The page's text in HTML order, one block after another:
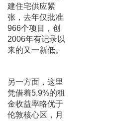
建住宅供应紧
张，去年仅批准
966个项目，创
2006年有记录以
来的又一新低。
另一方面，这里
凭借着5.9%的租
金收益率略优于
伦敦核心区，月